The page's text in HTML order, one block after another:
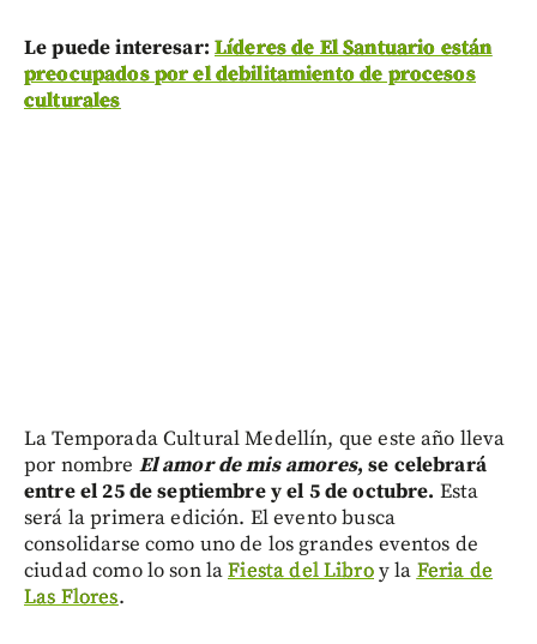
Le puede interesar: Líderes de El Santuario están
preocupados por el debilitamiento de procesos
culturales
La Temporada Cultural Medellín, que este año lleva
por nombre El amor de mis amores, se celebrará
entre el 25 de septiembre y el 5 de octubre. Esta
será la primera edición. El evento busca
consolidarse como uno de los grandes eventos de
ciudad como lo son laFiesta del Libroy la Feria de
Las Flores.